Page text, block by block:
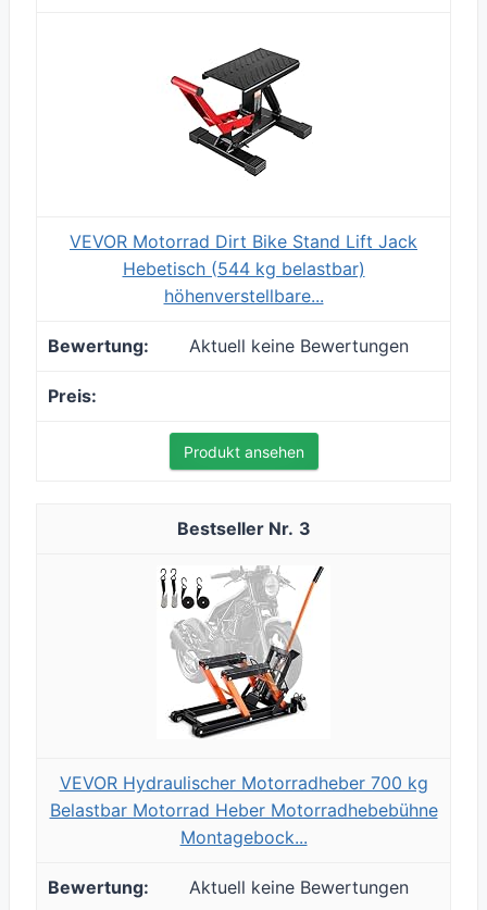
VEVOR Motorrad Dirt Bike Stand Lift Jack
Hebetisch (544 kg belastbar)
höhenverstellbare...
Aktuell keine Bewertungen
Produkt ansehen
3
VEVOR Hydraulischer Motorradheber 700 kg
Belastbar Motorrad Heber Motorradhebebühne
Montagebock...
Aktuell keine Bewertungen